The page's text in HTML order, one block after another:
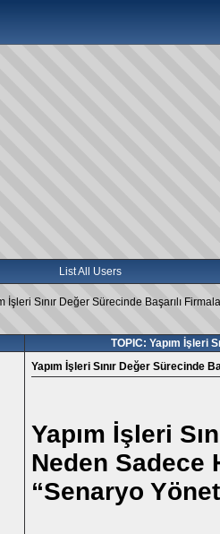
List All Users
İşleri Sınır Değer Sürecinde Başarılı
TOPIC: Yapım İşleri
Yapım İşleri Sınır Değer Sürecinde
Yapım İşleri
Neden Sadece
“Senaryo